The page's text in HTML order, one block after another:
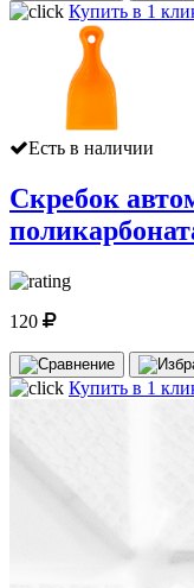
Купить в 1
Есть в наличии
Скребок
120
Купить в 1